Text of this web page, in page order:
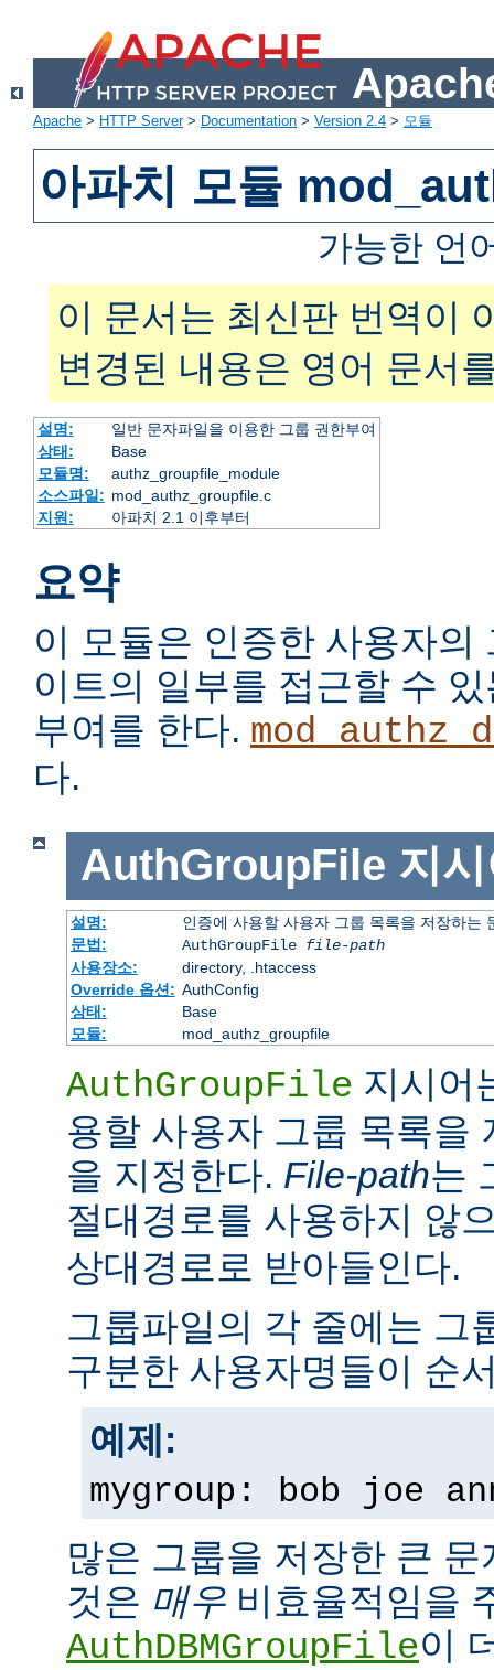
Apache > HTTP Server> Documentation > Version 2.4 > 모듈
아파치 모듈
가능한 언
이 문서는 최신판 번역이
변경된 내용은 영어 문서
설명:
일반 문자파일을 이용한 그룹 권한부여
상태:
Base
모듈명:
authz_groupfile_module
소스파일: mod_authz_groupfile.c
지원:
아파치 2.1 이후부터
요약
이 모듈은 인증한 사용자의
이트의 일부를 접근할 수
부여를 한다.
다.
AuthGroupFile 지
설명:
인증에 사용할 사용자 그룹 목록을 저장하는
문법:
AuthGroupFile file-path
사용장소:
directory, .htaccess
Override 옵션: AuthConfig
상태:
Base
모듈:
mod_authz_groupfile
AuthGroupFile 지시어
용할 사용자 그룹 목록을
을 지정한다. File-path는
절대경로를 사용하지 않
상대경로로 받아들인다.
그룹파일의 각 줄에는 그
구분한 사용자명들이 순
예제:
mygroup: bob joe
많은 그룹을 저장한 큰
것은 매우 비효율적임을
AuthDBMGroupFile이